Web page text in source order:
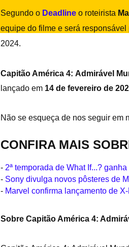
Segundo o Deadline o roteirista
equipe do filme e será
2024.
Capitão América 4: Admirável
lançado em 14 de fevereiro de
Não se esqueça de nos seguir em
CONFIRA MAIS
- 2ª temporada de What If...?
- Sony divulga novos pôsteres de
- Marvel confirma lançamento de
Sobre Capitão América 4: